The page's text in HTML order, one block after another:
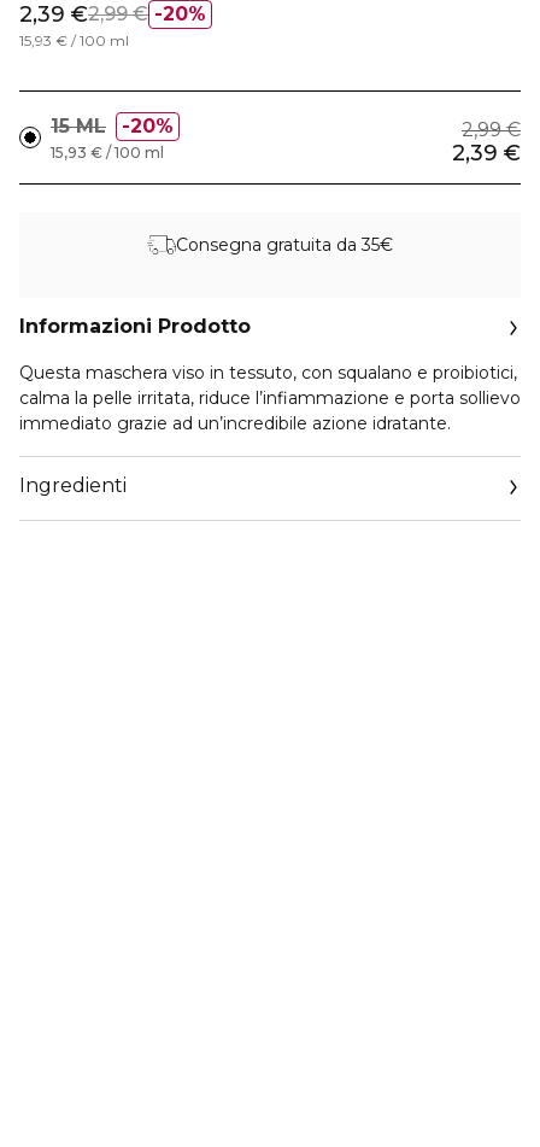
20%
2,39 €2,99 €
15,93 € / 100 ml
15 ML 20% 2,99 €
2,39 €
15,93 € / 100 ml
Consegna gratuita da 35€
Informazioni Prodotto
Questa maschera viso in tessuto, con squalano e proibiotici,
calma la pelle irritata, riduce l’infiammazione e porta sollievo
immediato grazie ad un’incredibile azione idratante.
Ingredienti